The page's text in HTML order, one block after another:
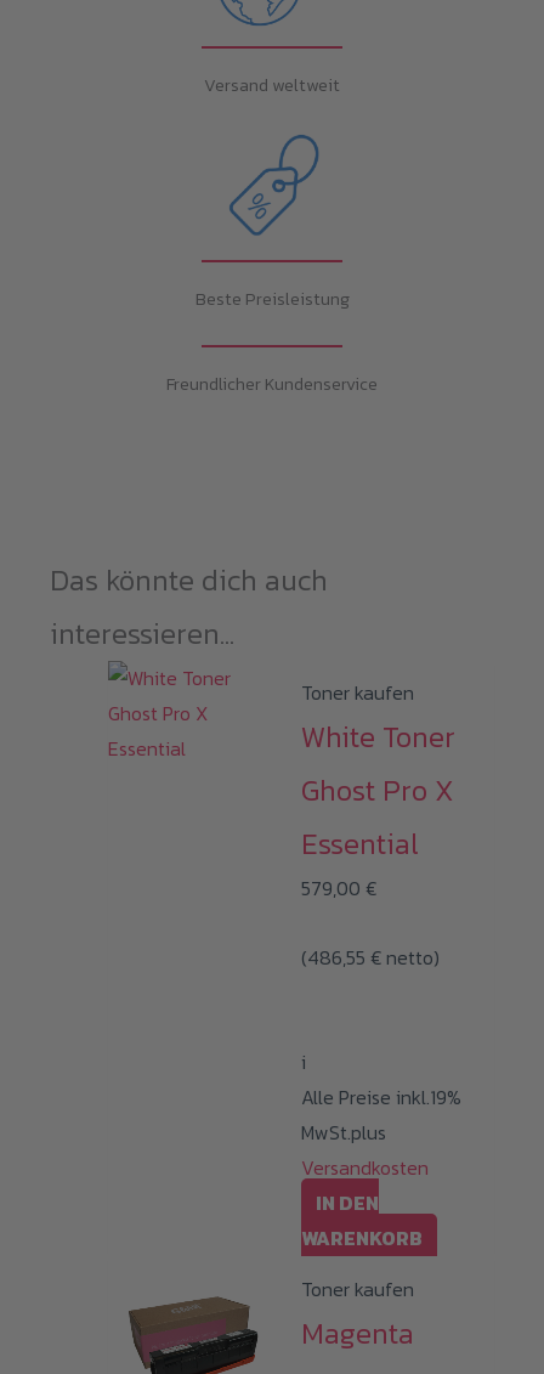
Versand weltweit
Beste Preisleistung
Freundlicher Kundenservice
Das könnte dich auch
interessieren...
Toner kaufen
White Toner
Ghost Pro X
Essential
579,00 €
(486,55 € netto)
i
Alle Preise inkl.19%
MwSt.plus
Versandkosten
IN DEN
WARENKORB
Toner kaufen
Magenta